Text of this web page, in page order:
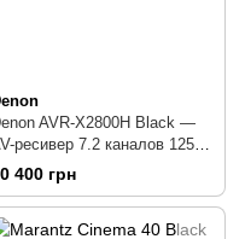
AVR-X2800H Black —
ресивер 7.2 каналов 125
на канал
400 грн